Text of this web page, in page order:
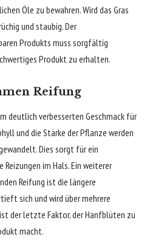
Öle zu bewahren. Wird das Gras
und staubig. Der
Produkts muss sorgfältig
Produkt zu erhalten.
Reifung
deutlich verbesserten Geschmack für
und die Stärke der Pflanze werden
Dies sorgt für ein
Reizungen im Hals. Ein weiterer
Reifung ist die längere
sich und wird über mehrere
der letzte Faktor, der Hanfblüten zu
macht.